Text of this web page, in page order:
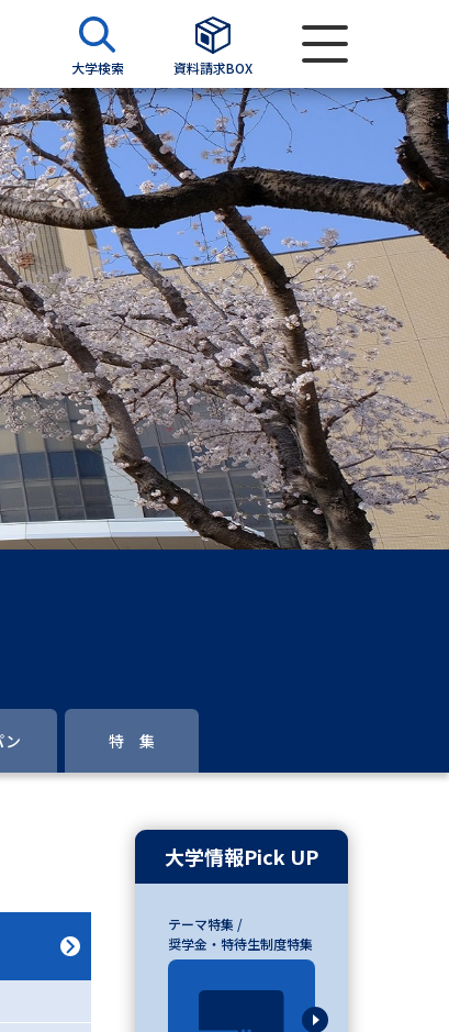
大学検索 資料請求BOX
資料検索
過去問題集
・進学関連、塾・予備校
高等学校卒業程度認定試験
大学検索
デジタルパンフレット
ン 特 集
大学情報Pick UP
テーマ特集 /
奨学金・特待生制度特集